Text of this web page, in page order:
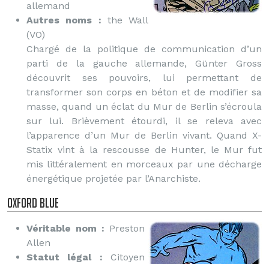
allemand
Autres noms : the Wall
(VO)
Chargé de la politique de communication d’un
parti de la gauche allemande, Günter Gross
découvrit ses pouvoirs, lui permettant de
transformer son corps en béton et de modifier sa
masse, quand un éclat du Mur de Berlin s’écroula
sur lui. Brièvement étourdi, il se releva avec
l’apparence d’un Mur de Berlin vivant. Quand X-
Statix vint à la rescousse de Hunter, le Mur fut
mis littéralement en morceaux par une décharge
énergétique projetée par l’Anarchiste.
Oxford Blue
Véritable nom : Preston
Allen
Statut légal : Citoyen